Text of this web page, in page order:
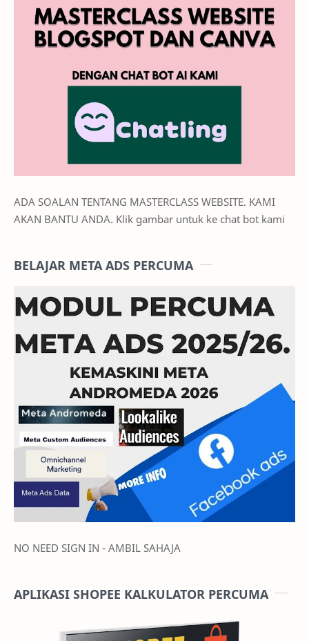
ADA SOALAN TENTANG MASTERCLASS WEBSITE. KAMI
AKAN BANTU ANDA. Klik gambar untuk ke chat bot kami
BELAJAR META ADS PERCUMA
NO NEED SIGN IN - AMBIL SAHAJA
APLIKASI SHOPEE KALKULATOR PERCUMA